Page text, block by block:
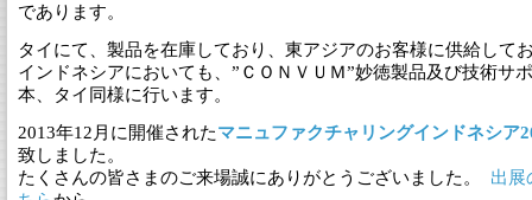
であります。
タイにて、製品を在庫しており、東アジアのお客様に供給して
インドネシアにおいても、”ＣＯＮＶＵＭ”妙徳製品及び技術サ
本、タイ同様に行います。
2013年12月に開催されたマニュファクチャリングインドネシア
致しました。
たくさんの皆さまのご来場誠にありがとうございました。
出展